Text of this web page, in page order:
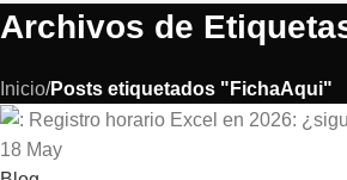
Archivos de
Inicio/Posts etiquetados "FichaAqui"
18 May